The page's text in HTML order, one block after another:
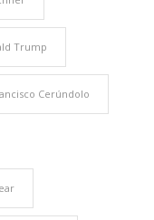
Trump
Cerúndolo